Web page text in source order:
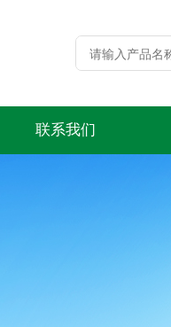
联系我们